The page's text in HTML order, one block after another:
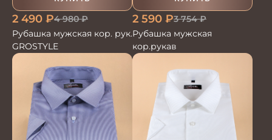
2 490 ₽4 980₽
Рубашка мужская кор. рук.
GROSTYLE
2 590 ₽3 754₽
Рубашка мужская
кор.рукав